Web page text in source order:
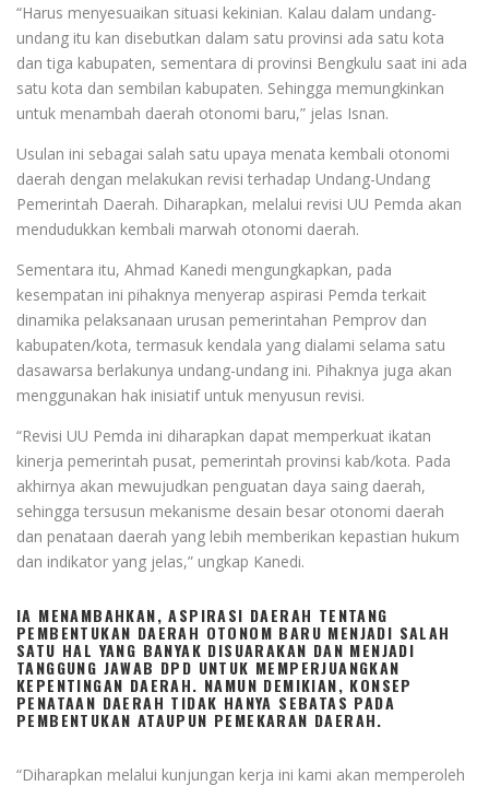
“Harus menyesuaikan situasi kekinian. Kalau dalam undang-
undang itu kan disebutkan dalam satu provinsi ada satu kota
dan tiga kabupaten, sementara di provinsi Bengkulu saat ini ada
satu kota dan sembilan kabupaten. Sehingga memungkinkan
untuk menambah daerah otonomi baru,” jelas Isnan.
Usulan ini sebagai salah satu upaya menata kembali otonomi
daerah dengan melakukan revisi terhadap Undang-Undang
Pemerintah Daerah. Diharapkan, melalui revisi UU Pemda akan
mendudukkan kembali marwah otonomi daerah.
Sementara itu, Ahmad Kanedi mengungkapkan, pada
kesempatan ini pihaknya menyerap aspirasi Pemda terkait
dinamika pelaksanaan urusan pemerintahan Pemprov dan
kabupaten/kota, termasuk kendala yang dialami selama satu
dasawarsa berlakunya undang-undang ini. Pihaknya juga akan
menggunakan hak inisiatif untuk menyusun revisi.
“Revisi UU Pemda ini diharapkan dapat memperkuat ikatan
kinerja pemerintah pusat, pemerintah provinsi kab/kota. Pada
akhirnya akan mewujudkan penguatan daya saing daerah,
sehingga tersusun mekanisme desain besar otonomi daerah
dan penataan daerah yang lebih memberikan kepastian hukum
dan indikator yang jelas,” ungkap Kanedi.
IA MENAMBAHKAN, ASPIRASI DAERAH TENTANG
PEMBENTUKAN DAERAH OTONOM BARU MENJADI SALAH
SATU HAL YANG BANYAK DISUARAKAN DAN MENJADI
TANGGUNG JAWAB DPD UNTUK MEMPERJUANGKAN
KEPENTINGAN DAERAH. NAMUN DEMIKIAN, KONSEP
PENATAAN DAERAH TIDAK HANYA SEBATAS PADA
PEMBENTUKAN ATAUPUN PEMEKARAN DAERAH.
“Diharapkan melalui kunjungan kerja ini kami akan memperoleh